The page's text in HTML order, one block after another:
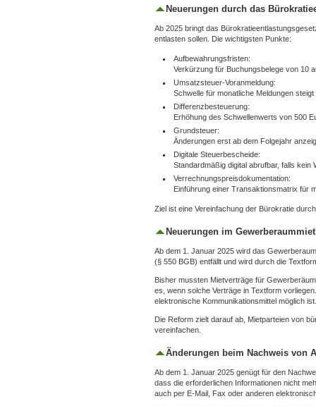
Neuerungen durch das
Ab 2025 bringt das
entlasten sollen. Die wichtigsten Punkte:
Aufbewahrungsfristen:
Verkürzung für Buchungsbelege von 10
Umsatzsteuer-Voranmeldung:
Schwelle für monatliche Meldungen
Differenzbesteuerung:
Erhöhung des Schwellenwerts von 500
Grundsteuer:
Änderungen erst ab dem Folgejahr
Digitale Steuerbescheide:
Standardmäßig digital abrufbar, falls kein
Verrechnungspreisdokumentation:
Einführung einer Transaktionsmatrix für
Ziel ist eine Vereinfachung der Bürokratie
Neuerungen im
Ab dem 1. Januar 2025 wird das
(§ 550 BGB) entfällt und wird durch die
Bisher mussten Mietverträge für
es, wenn solche Verträge in Textform
elektronische Kommunikationsmittel möglich ist.
Die Reform zielt darauf ab, Mietparteien von
vereinfachen.
Änderungen beim Nachweis von
Ab dem 1. Januar 2025 genügt für den
dass die erforderlichen Informationen nicht
auch per E-Mail, Fax oder anderen